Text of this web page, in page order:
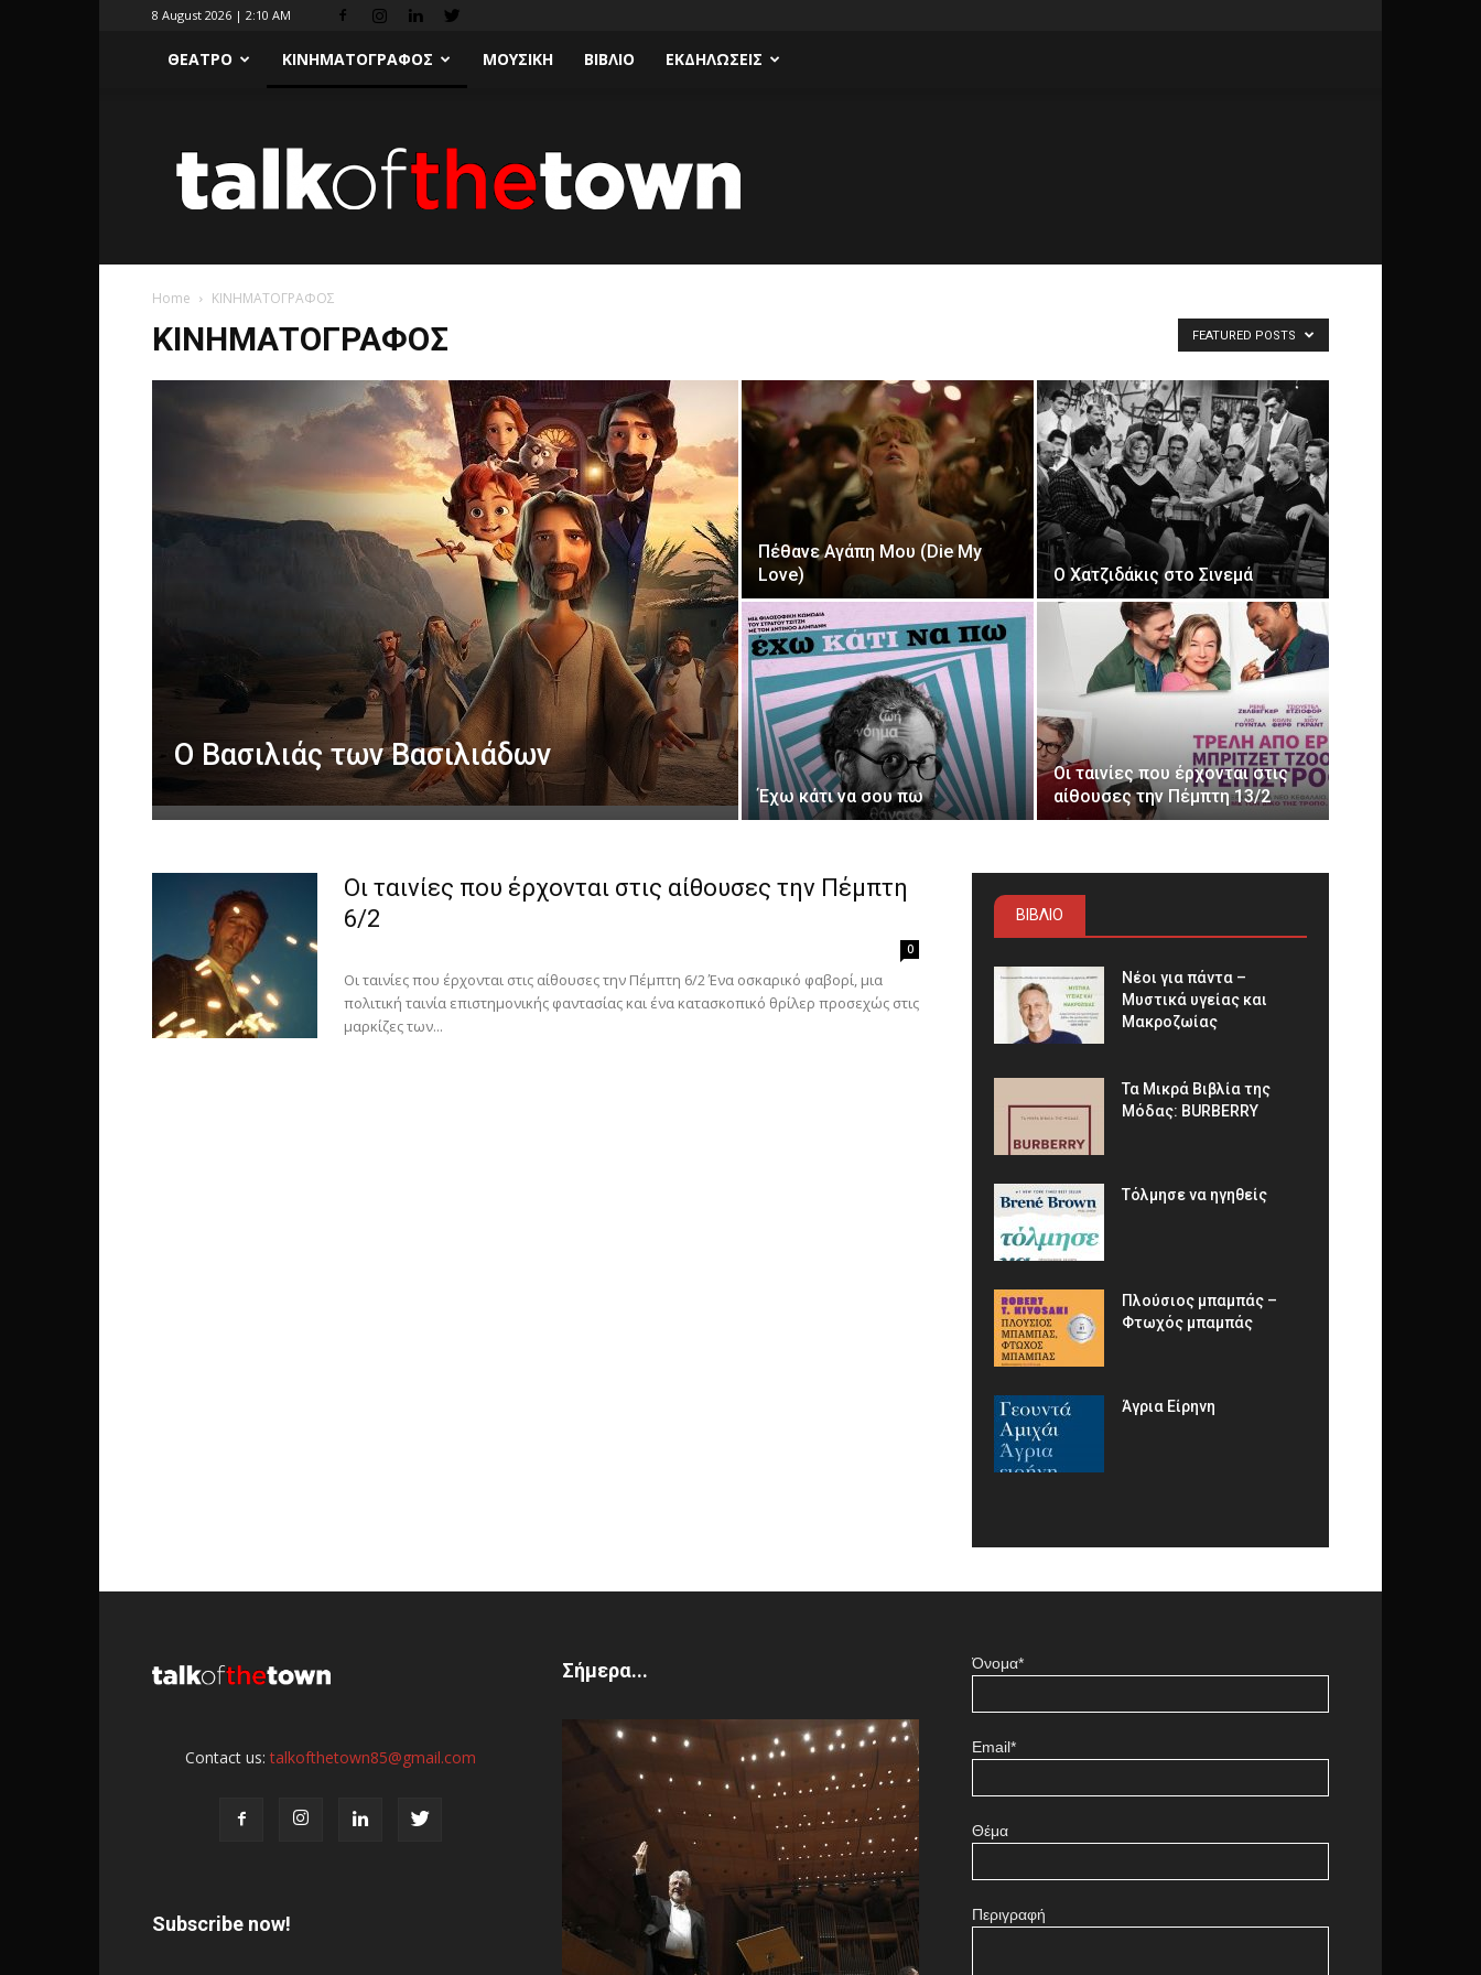
8 August 2026 | 2:10 AM
ΘΕΑΤΡΟ ΚΙΝΗΜΑΤΟΓΡΑΦΟΣ ΜΟΥΣΙΚΗ ΒΙΒΛΙΟ ΕΚΔΗΛΩΣΕΙΣ
the
Home ΚΙΝΗΜΑΤΟΓΡΑΦΟΣ
ΚΙΝΗΜΑΤΟΓΡΑΦΟΣ FEATURED POSTS
Ο Βασιλιάς των Βασιλιάδων
Πέθανε Αγάπη Μου (Die My
Love)
Ο Χατζιδάκις στο Σινεμά
Έχω κάτι να σου πω
Οι ταινίες που έρχονται στις
αίθουσες την Πέμπτη 13/2
Οι ταινίες που έρχονται στις αίθουσες την Πέμπτη
6/2
0
Οι ταινίες που έρχονται στις αίθουσες την Πέμπτη 6/2 Ένα οσκαρικό φαβορί, μια
πολιτική ταινία επιστημονικής φαντασίας και ένα κατασκοπικό θρίλερ προσεχώς στις
μαρκίζες των...
ΒΙΒΛΙΟ
Νέοι για πάντα –
Μυστικά υγείας και
Μακροζωίας
Τα Μικρά Βιβλία της
Μόδας: BURBERRY
Τόλμησε να ηγηθείς
Πλούσιος μπαμπάς –
Φτωχός μπαμπάς
Άγρια Είρηνη
Contact us:talkofthetown85@gmail.com
Subscribe now!
Σήμερα... Όνομα*
Email*
Θέμα
Περιγραφή